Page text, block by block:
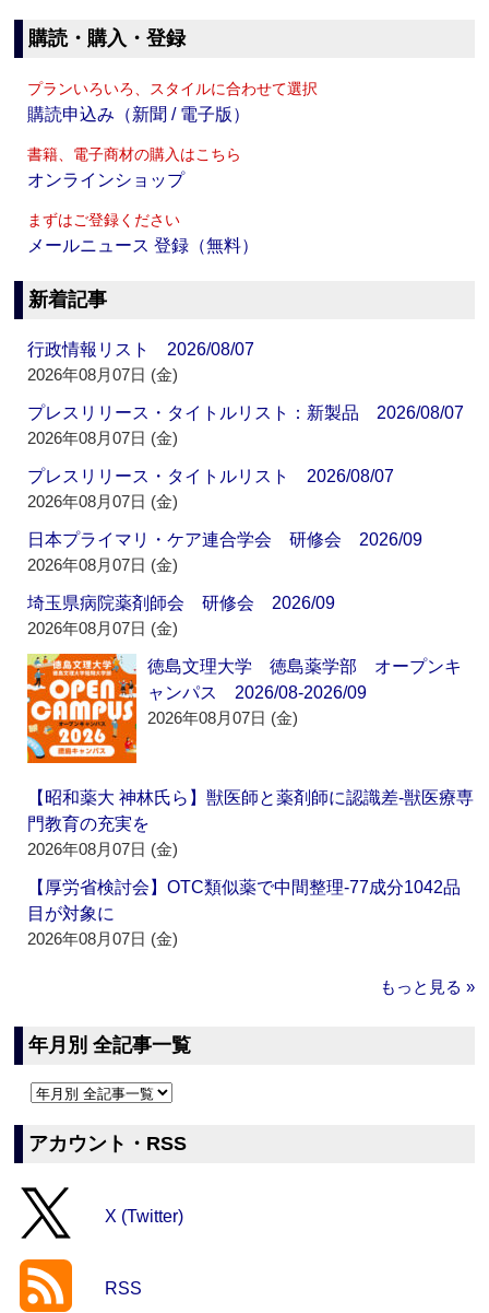
購読・購入・登録
プランいろいろ、スタイルに合わせて選択
購読申込み（新聞 / 電子版）
書籍、電子商材の購入はこちら
オンラインショップ
まずはご登録ください
メールニュース 登録（無料）
新着記事
行政情報リスト 2026/08/07
2026年08月07日 (金)
プレスリリース・タイトルリスト：新製品 2026/08/07
2026年08月07日 (金)
プレスリリース・タイトルリスト 2026/08/07
2026年08月07日 (金)
日本プライマリ・ケア連合学会 研修会 2026/09
2026年08月07日 (金)
埼玉県病院薬剤師会 研修会 2026/09
2026年08月07日 (金)
徳島文理大学 徳島薬学部 オープンキ
ャンパス 2026/08-2026/09
2026年08月07日 (金)
【昭和薬大 神林氏ら】獣医師と薬剤師に認識差‐獣医療専
門教育の充実を
2026年08月07日 (金)
【厚労省検討会】OTC類似薬で中間整理‐77成分1042品
目が対象に
2026年08月07日 (金)
もっと見る »
年月別 全記事一覧
アカウント・RSS
X (Twitter)
RSS